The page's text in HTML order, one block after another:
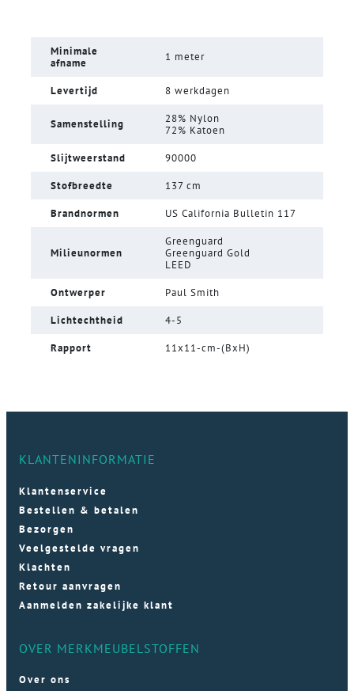
Minimale
afname
1 meter
Levertijd 8 werkdagen
Samenstelling
28% Nylon
72% Katoen
Slijtweerstand 90000
Stofbreedte 137 cm
Brandnormen US California Bulletin 117
Milieunormen
Greenguard
Greenguard Gold
LEED
Ontwerper Paul Smith
Lichtechtheid 4-5
Rapport 11x11-cm-(BxH)
KLANTENINFORMATIE
Klantenservice
Bestellen & betalen
Bezorgen
Veelgestelde vragen
Klachten
Retour aanvragen
Aanmelden zakelijke klant
OVER MERKMEUBELSTOFFEN
Over ons